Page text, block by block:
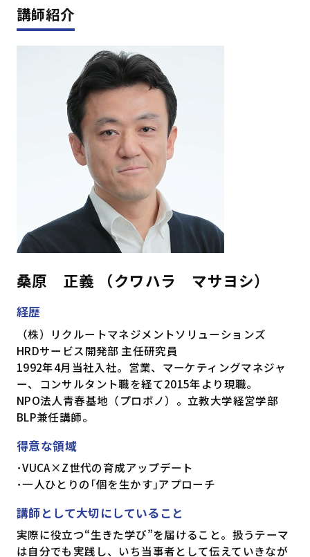
講師紹介
桑原 正義 （クワハラ マサヨシ）
経歴
（株）リクルートマネジメントソリューションズ
HRDサービス開発部 主任研究員
1992年4月当社入社。営業、マーケティングマネジャ
ー、コンサルタント職を経て2015年より現職。
NPO法人青春基地（プロボノ）。立教大学経営学部
BLP兼任講師。
得意な領域
･VUCA×Z世代の育成アップデート
･一人ひとりの｢個を生かす｣アプローチ
講師として大切にしていること
実際に役立つ“生きた学び”を届けること。扱うテーマ
は自分でも実践し、いち当事者として伝えていきなが